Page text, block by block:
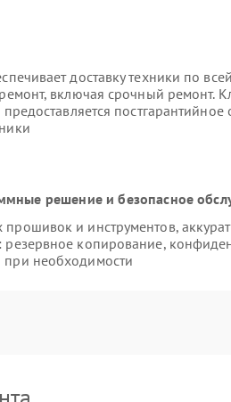
доставку техники по
включая срочный ремонт.
решение и безопасное
и инструментов,
копирование,
необходимости